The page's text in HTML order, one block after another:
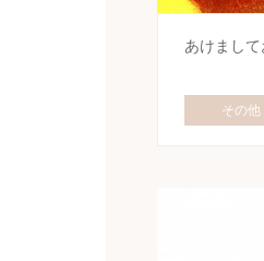
あけまし
その他